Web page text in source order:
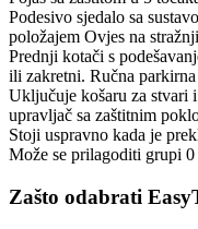
Podesivo sjedalo sa
položajem Ovjes na
Prednji kotači s
ili zakretni. Ručna
Uključuje košaru za stvari
upravljač sa zaštitnim
Stoji uspravno kada je
Može se prilagoditi grupi
Zašto odabrati